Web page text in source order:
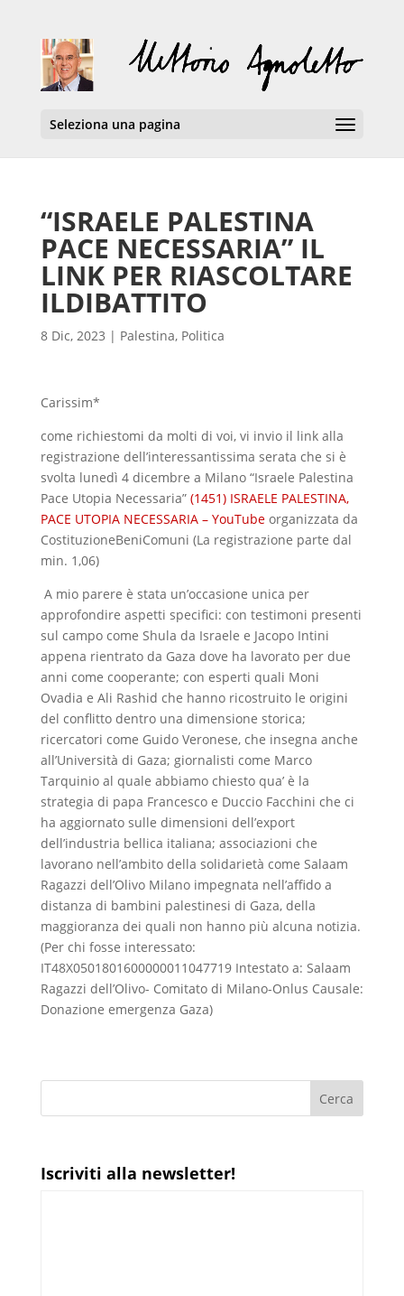
Seleziona una pagina
“ISRAELE PALESTINA
PACE NECESSARIA” IL
LINK PER RIASCOLTARE
ILDIBATTITO
8 Dic, 2023 | Palestina, Politica
Carissim*
come richiestomi da molti di voi, vi invio il link alla
registrazione dell’interessantissima serata che si è
svolta lunedì 4 dicembre a Milano “Israele Palestina
Pace Utopia Necessaria” (1451) ISRAELE PALESTINA,
PACE UTOPIA NECESSARIA – YouTubeorganizzata da
CostituzioneBeniComuni (La registrazione parte dal
min. 1,06)
A mio parere è stata un’occasione unica per
approfondire aspetti specifici: con testimoni presenti
sul campo come Shula da Israele e Jacopo Intini
appena rientrato da Gaza dove ha lavorato per due
anni come cooperante; con esperti quali Moni
Ovadia e Ali Rashid che hanno ricostruito le origini
del conflitto dentro una dimensione storica;
ricercatori come Guido Veronese, che insegna anche
all’Università di Gaza; giornalisti come Marco
Tarquinio al quale abbiamo chiesto qua’ è la
strategia di papa Francesco e Duccio Facchini che ci
ha aggiornato sulle dimensioni dell’export
dell’industria bellica italiana; associazioni che
lavorano nell’ambito della solidarietà come Salaam
Ragazzi dell’Olivo Milano impegnata nell’affido a
distanza di bambini palestinesi di Gaza, della
maggioranza dei quali non hanno più alcuna notizia.
(Per chi fosse interessato:
IT48X0501801600000011047719 Intestato a: Salaam
Ragazzi dell’Olivo- Comitato di Milano-Onlus Causale:
Donazione emergenza Gaza)
Iscriviti alla newsletter!